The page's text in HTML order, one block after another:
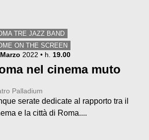
TRE JAZZ BAND
ON THE SCREEN
Marzo 2022 • h. 19.00
nel cinema muto
Palladium
serate dedicate al rapporto tra il
e la città di Roma....